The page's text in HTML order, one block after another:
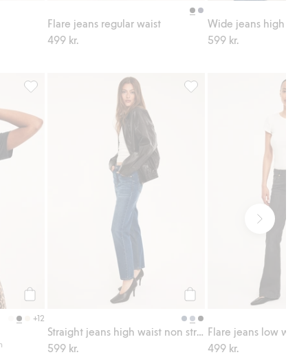
Flare jeans regular waist
499 kr.
Wide jeans high
599 kr.
till i favoriter
+12
T-shirt, Lägg till i favoriter
Straight jeans high waist non stretch
599 kr.
Straight jeans high waist
Flare jeans low waist
499 kr.